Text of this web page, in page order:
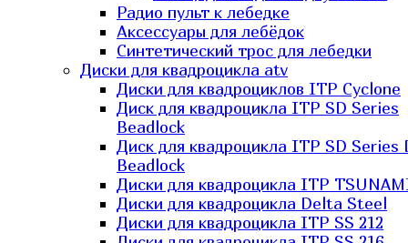
Радио пульт к лебедке
Аксессуары для лебёдок
Синтетический трос для лебедки
Диски для квадроцикла atv
Диски для квадроциклов ITP Cyclone
Диск для квадроцикла ITP SD Series
Beadlock
Диск для квадроцикла ITP SD Series
Beadlock
Диски для квадроцикла ITP
Диски для квадроцикла Delta Steel
Диски для квадроцикла ITP SS 212